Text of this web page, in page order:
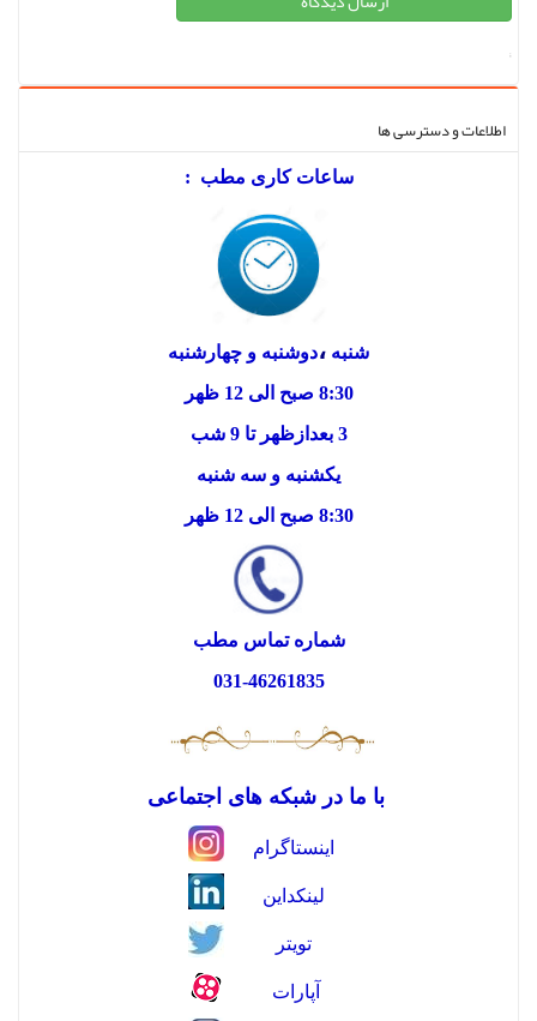
;
اطلاعات و دسترسی ها
ساعات کاری مطب :
شنبه ،دوشنبه و چهارشنبه
8:30 صبح الی 12 ظهر
3 بعدازظهر تا 9 شب
یکشنبه و سه شنبه
8:30 صبح الی 12 ظهر
شماره تماس مطب
031-46261835
با ما در شبکه های اجتماعی
اینستاگرام
لینکداین
تویتر
آپارات